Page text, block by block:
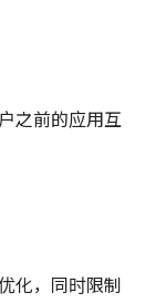
之前的应用互
化，同时限制